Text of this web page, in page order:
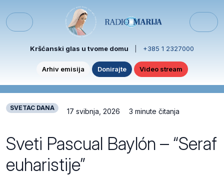
Menu
Kršćanski glas u tvome domu +385 1 2327000
Arhiv emisija Donirajte Video stream
SVETAC DANA 17 svibnja, 2026 3 minute čitanja
Sveti Pascual Baylón – “Seraf
euharistije”